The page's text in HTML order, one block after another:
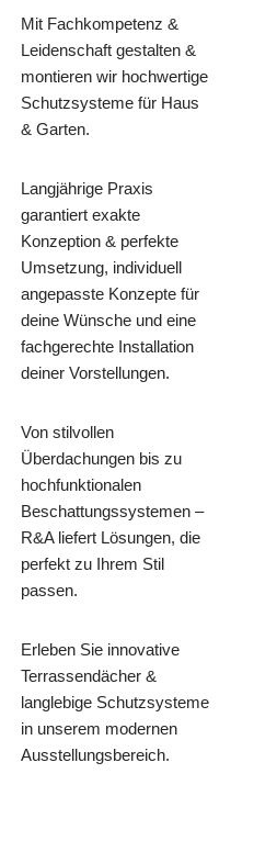
Mit Fachkompetenz &
Leidenschaft gestalten &
montieren wir hochwertige
Schutzsysteme für Haus
& Garten.
Langjährige Praxis
garantiert exakte
Konzeption & perfekte
Umsetzung, individuell
angepasste Konzepte für
deine Wünsche und eine
fachgerechte Installation
deiner Vorstellungen.
Von stilvollen
Überdachungen bis zu
hochfunktionalen
Beschattungssystemen –
R&A liefert Lösungen, die
perfekt zu Ihrem Stil
passen.
Erleben Sie innovative
Terrassendächer &
langlebige Schutzsysteme
in unserem modernen
Ausstellungsbereich.